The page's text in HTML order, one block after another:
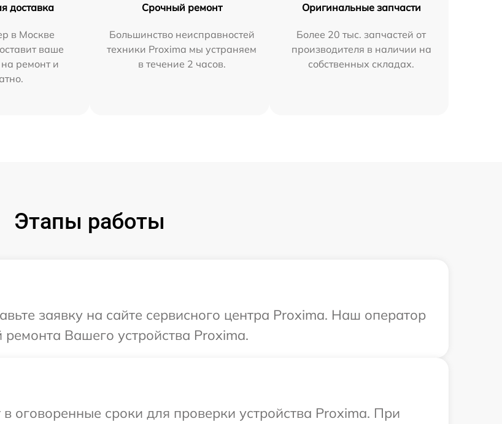
доставка
в Москве
ваше
на ремонт и
Срочный ремонт
Большинство неисправностей
техники Proxima мы устраняем
в течение 2 часов.
Оригинальные запчасти
Более 20 тыс. запчастей от
производителя в наличии на
собственных складах.
Этапы работы
заявку на сайте сервисного центра Proxima. Наш оператор
Вашего устройства Proxima.
сроки для проверки устройства Proxima. При